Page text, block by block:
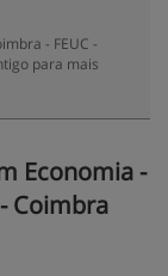
- FEUC -
para mais
Economia -
Coimbra